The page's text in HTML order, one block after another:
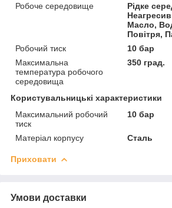
Робоче середовище
Рідке
Масло,
Повітря,
Робочий тиск
10 бар
Максимальна
температура робочого
середовища
350 град.
Користувальницькі характеристики
Максимальний робочий
тиск
10 бар
Матеріал корпусу Сталь
Приховати
Умови доставки